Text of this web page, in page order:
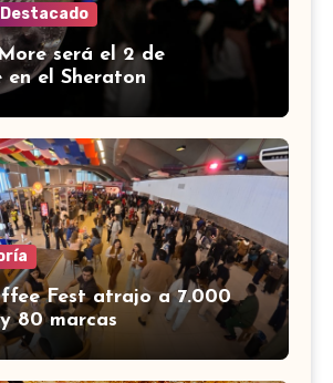
Destacado
será el 2 de
en el Sheraton
Fest atrajo a 7.000
80 marcas